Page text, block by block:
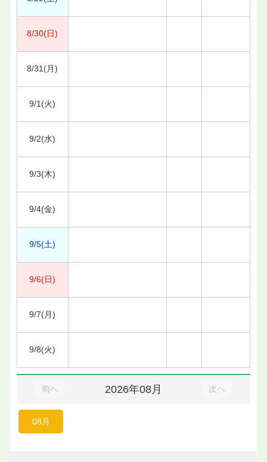
8/30(日)
8/31(月)
9/1(火)
9/2(水)
9/3(木)
9/4(金)
9/5(土)
9/6(日)
9/7(月)
9/8(火)
前へ 2026年08月 次へ
08月